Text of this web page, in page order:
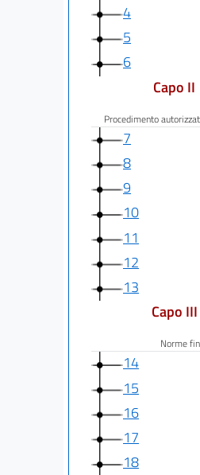
4
5
6
Capo II
Procedimento
7
8
9
10
11
12
13
Capo III
Norme
14
15
16
17
18